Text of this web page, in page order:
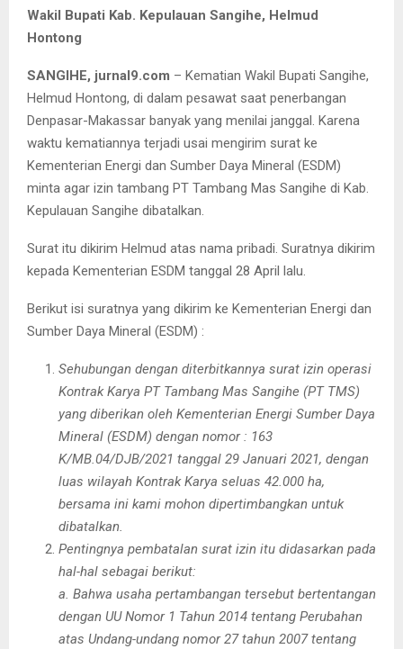
Wakil Bupati Kab. Kepulauan Sangihe, Helmud
Hontong
SANGIHE, jurnal9.com – Kematian Wakil Bupati Sangihe,
Helmud Hontong, di dalam pesawat saat penerbangan
Denpasar-Makassar banyak yang menilai janggal. Karena
waktu kematiannya terjadi usai mengirim surat ke
Kementerian Energi dan Sumber Daya Mineral (ESDM)
minta agar izin tambang PT Tambang Mas Sangihe di Kab.
Kepulauan Sangihe dibatalkan.
Surat itu dikirim Helmud atas nama pribadi. Suratnya dikirim
kepada Kementerian ESDM tanggal 28 April lalu.
Berikut isi suratnya yang dikirim ke Kementerian Energi dan
Sumber Daya Mineral (ESDM) :
Sehubungan dengan diterbitkannya surat izin operasi
Kontrak Karya PT Tambang Mas Sangihe (PT TMS)
yang diberikan oleh Kementerian Energi Sumber Daya
Mineral (ESDM) dengan nomor : 163
K/MB.04/DJB/2021 tanggal 29 Januari 2021, dengan
luas wilayah Kontrak Karya seluas 42.000 ha,
bersama ini kami mohon dipertimbangkan untuk
dibatalkan.
Pentingnya pembatalan surat izin itu didasarkan pada
hal-hal sebagai berikut:
a. Bahwa usaha pertambangan tersebut bertentangan
dengan UU Nomor 1 Tahun 2014 tentang Perubahan
atas Undang-undang nomor 27 tahun 2007 tentang